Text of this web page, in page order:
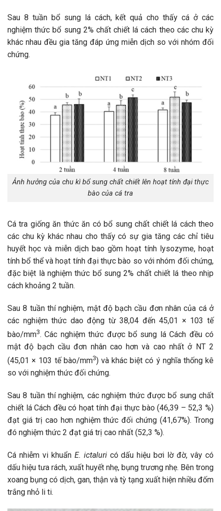
Sau 8 tuần bổ sung lá cách, kết quả cho thấy cá ở các
nghiệm thức bổ sung 2% chất chiết lá cách theo các chu kỳ
khác nhau đều gia tăng đáp ứng miễn dịch so với nhóm đối
chứng.
Ảnh hưởng của chu kì bổ sung chất chiết lên hoạt tính đại thực
bào của cá tra
Cá tra giống ăn thức ăn có bổ sung chất chiết lá cách theo
các chu kỳ khác nhau cho thấy có sự gia tăng các chỉ tiêu
huyết học và miễn dịch bao gồm hoạt tính lysozyme, hoạt
tính bổ thể và hoạt tính đại thực bào so với nhóm đối chứng,
đặc biệt là nghiệm thức bổ sung 2% chất chiết lá theo nhịp
cách khoảng 2 tuần.
Sau 8 tuần thí nghiệm, mật độ bạch cầu đơn nhân của cá ở
các nghiệm thức dao động từ 38,04 đến 45,01 × 103 tế
bào/mm3. Các nghiệm thức được bổ sung lá Cách đều có
mật độ bạch cầu đơn nhân cao hơn và cao nhất ở NT 2
(45,01 × 103 tế bào/mm3) và khác biệt có ý nghĩa thống kê
so với nghiệm thức đối chứng.
Sau 8 tuần thí nghiệm, các nghiệm thức được bổ sung chất
chiết lá Cách đều có họat tính đại thực bào (46,39 – 52,3 %)
đạt giá trị cao hơn nghiệm thức đối chứng (41,67%). Trong
đó nghiệm thức 2 đạt giá trị cao nhất (52,3 %).
Cá nhiễm vi khuẩn E. ictaluricó dấu hiệu bơi lờ đờ, vây có
dấu hiệu tưa rách, xuất huyết nhẹ, bụng trương nhẹ. Bên trong
xoang bụng có dịch, gan, thận và tỳ tạng xuất hiện nhiều đốm
trắng nhỏ li ti.